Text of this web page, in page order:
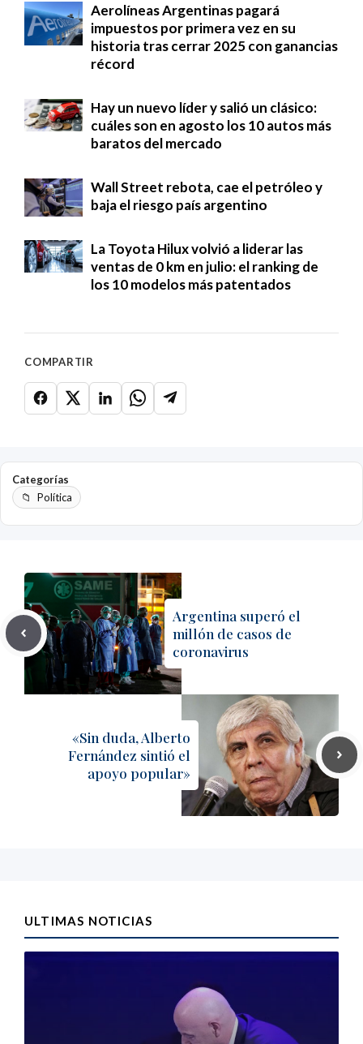
Aerolíneas Argentinas pagará
impuestos por primera vez en su
historia tras cerrar 2025 con ganancias
récord
Hay un nuevo líder y salió un clásico:
cuáles son en agosto los 10 autos más
baratos del mercado
Wall Street rebota, cae el petróleo y
baja el riesgo país argentino
La Toyota Hilux volvió a liderar las
ventas de 0 km en julio: el ranking de
los 10 modelos más patentados
COMPARTIR
Categorías
Política
Argentina superó el
millón de casos de
coronavirus
«Sin duda, Alberto
Fernández sintió el
apoyo popular»
ULTIMAS NOTICIAS